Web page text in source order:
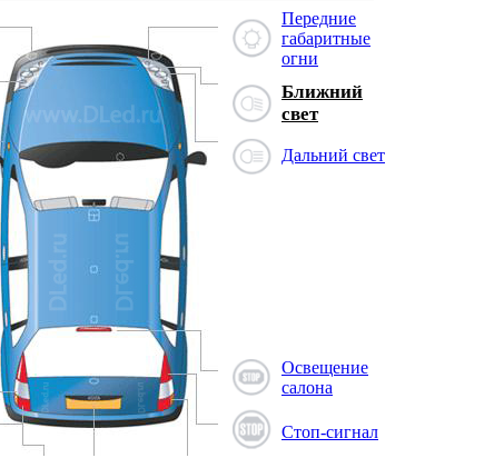
Передние
габаритные
огни
Ближний
свет
Дальний свет
Освещение
салона
Стоп-сигнал